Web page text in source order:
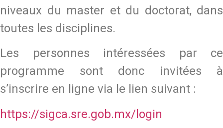
niveaux du master et du doctorat, dans
toutes les disciplines.
Les personnes intéressées par ce
programme sont donc invitées à
s’inscrire en ligne via le lien suivant :
https://sigca.sre.gob.mx/login